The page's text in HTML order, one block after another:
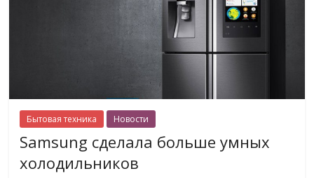
Бытовая техника Новости
Samsung сделала больше умных
холодильников